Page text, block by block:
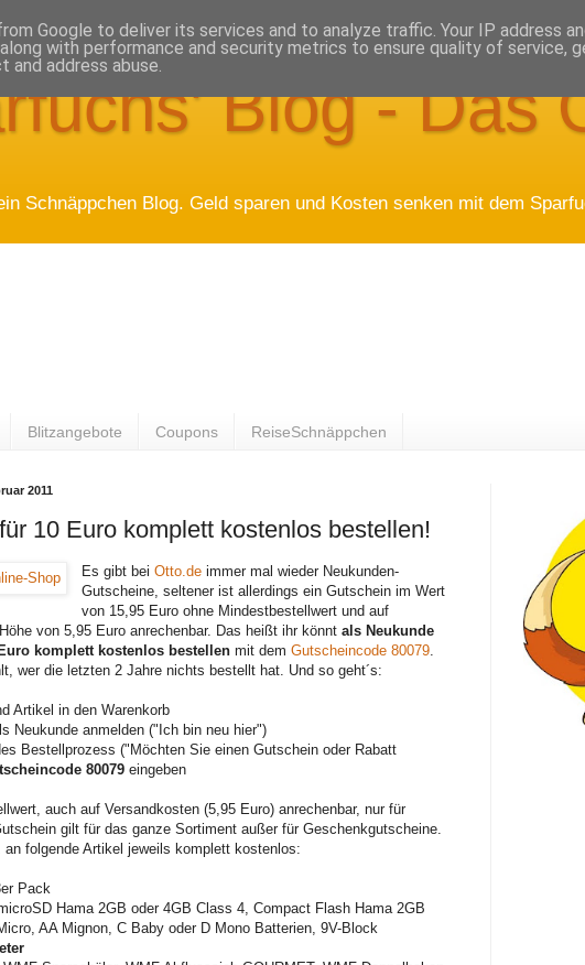
Blog - Das
Schnäppchen Blog. Geld sparen und Kosten senken mit dem
Blitzangebote Coupons ReiseSchnäppchen
2011
10 Euro komplett kostenlos bestellen!
Es gibt beiOtto.de immer mal wieder Neukunden-
Gutscheine, seltener ist allerdings ein Gutschein im Wert
von 15,95 Euro ohne Mindestbestellwert und auf
von 5,95 Euro anrechenbar. Das heißt ihr könnt als Neukunde
komplett kostenlos bestellen mit dem Gutscheincode 80079
wer die letzten 2 Jahre nichts bestellt hat. Und so geht´s:
Artikel in den Warenkorb
Neukunde anmelden ("Ich bin neu hier")
Bestellprozess ("Möchten Sie einen Gutschein oder Rabatt
80079 eingeben
auch auf Versandkosten (5,95 Euro) anrechenbar, nur für
gilt für das ganze Sortiment außer für Geschenkgutscheine.
folgende Artikel jeweils komplett kostenlos:
Pack
Hama 2GB oder 4GB Class 4, Compact Flash Hama 2GB
AA Mignon, C Baby oder D Mono Batterien, 9V-Block
Google to deliver its services and to analyze traffic. Your IP address
with performance and security metrics to ensure quality of service,
address abuse.